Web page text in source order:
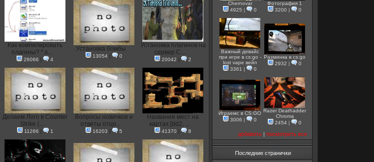
Как компилировать
плагины? *.s...
26066 | 4
Установка бомбы
13054 | 0
Установка плагинов на
сервер C...
20042 | 2
Делаем Лого в Counter
Strike (...
11266 | 1
Вопросы новичков и
ответы отцо...
16203 | 5
Названия мест на
картах [dd2, ...
41370 | 8
Chernovar
4925 | 0
Фотография 1
3200 | 0
Важный девайс
при игре в cs:go -
lost vape вейп
3361 | 0
Разминка в cs:go
2932 | 0
Играемс в CS:GO
3006 | 0
Razer Deathadder
Chroma
2454 | 0
добавить | посмотреть все
Последние странички